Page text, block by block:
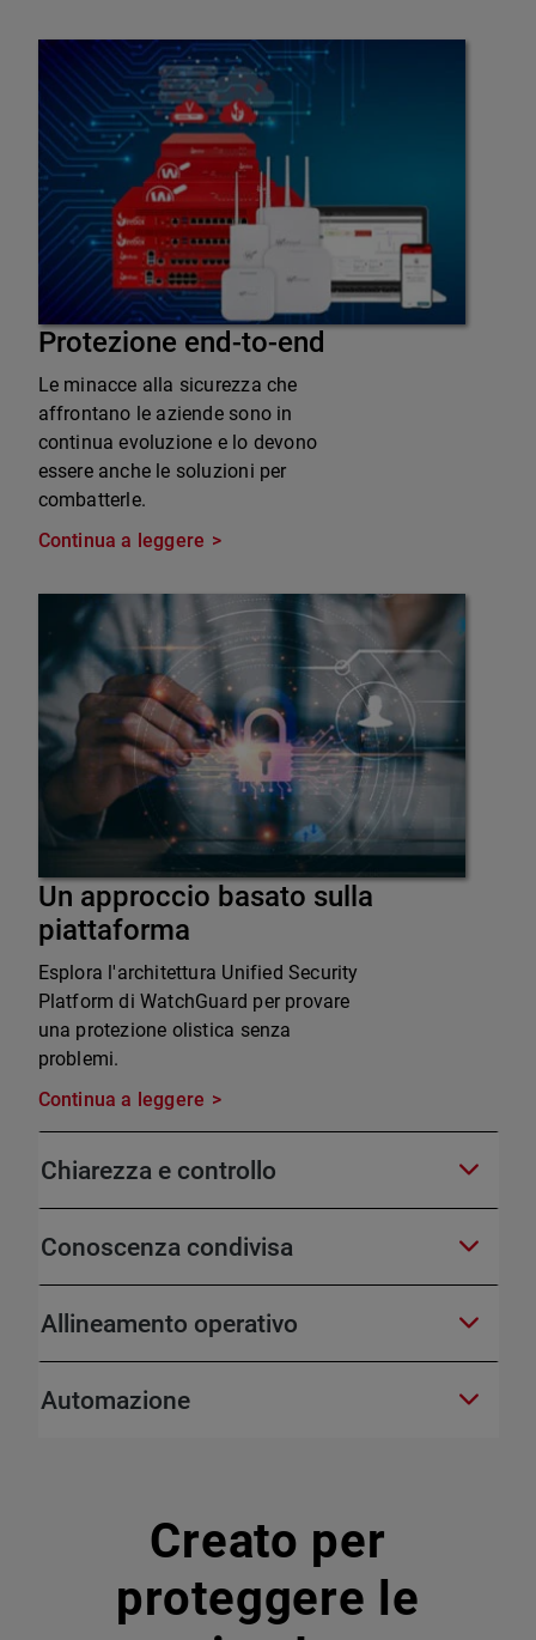
Protezione end-to-end
Le minacce alla sicurezza che
affrontano le aziende sono in
continua evoluzione e lo devono
essere anche le soluzioni per
combatterle.
Continua a leggere
Un approccio basato sulla
piattaforma
Esplora l'architettura Unified Security
Platform di WatchGuard per provare
una protezione olistica senza
problemi.
Continua a leggere
Chiarezza e controllo
Conoscenza condivisa
Allineamento operativo
Automazione
Creato per
proteggere le